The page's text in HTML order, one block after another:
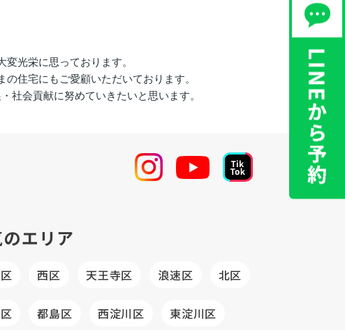
光栄に思っております。
住宅にもご愛顧いただいております。
社会貢献に努めていきたいと思います。
エリア
西区 天王寺区 浪速区 北区
都島区 西淀川区 東淀川区